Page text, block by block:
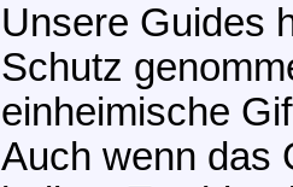
Unsere Guides
Schutz
einheimische
Auch wenn das